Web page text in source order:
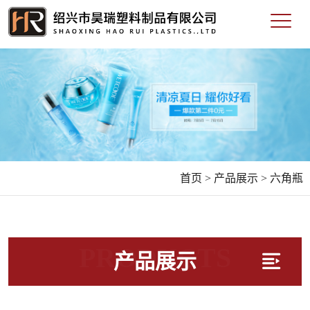
首页 > 产品展示 > 六角瓶
产品展示
PRODUCTS